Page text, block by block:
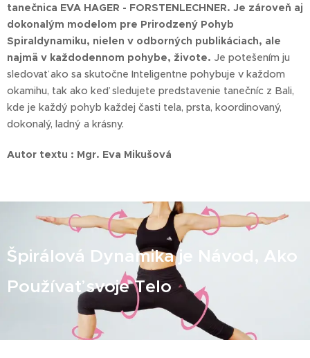
tanečnica EVA HAGER - FORSTENLECHNER. Je zároveň aj
dokonalým modelom pre Prirodzený Pohyb
Spiraldynamiku, nielen v odborných publikáciach, ale
najmä v každodennom pohybe, živote. Je potešením ju
sledovať ako sa skutočne Inteligentne pohybuje v každom
okamihu, tak ako keď sledujete predstavenie tanečníc z Bali,
kde je každý pohyb každej časti tela, prsta, koordinovaný,
dokonalý, ladný a krásny.
Autor textu : Mgr. Eva Mikušová
Špirálová Dynamika je Návod, Ako
Používať svoje Telo